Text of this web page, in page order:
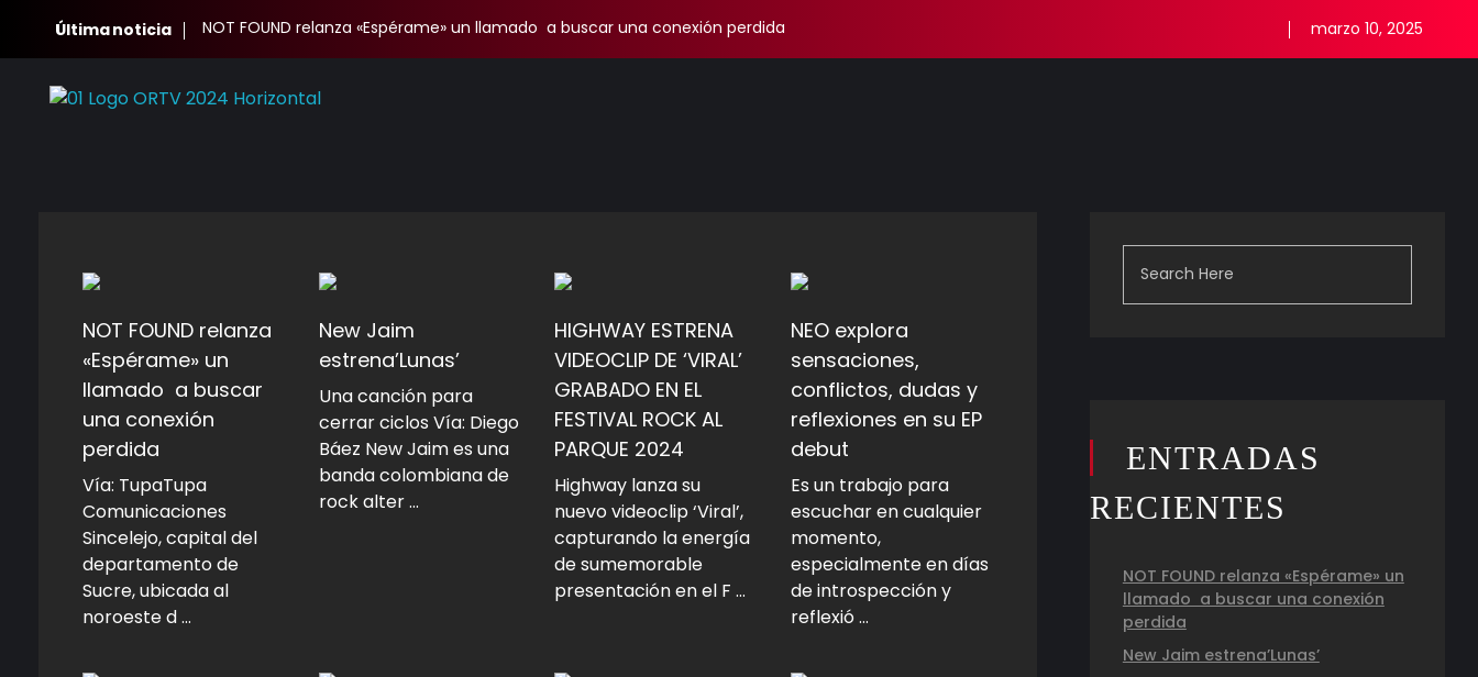
Última noticia NOT FOUND relanza «Espérame» un llamado a buscar una conexión perdida marzo 10, 2025
NOT FOUND relanza
«Espérame» un
llamado a buscar
una conexión
perdida
Vía: TupaTupa
Comunicaciones
Sincelejo, capital del
departamento de
Sucre, ubicada al
noroeste d ...
New Jaim
estrena’Lunas’
Una canción para
cerrar ciclos Vía: Diego
Báez New Jaim es una
banda colombiana de
rock alter ...
HIGHWAY ESTRENA
VIDEOCLIP DE ‘VIRAL’
GRABADO EN EL
FESTIVAL ROCK AL
PARQUE 2024
Highway lanza su
nuevo videoclip ‘Viral’,
capturando la energía
de sumemorable
presentación en el F ...
NEO explora
sensaciones,
conflictos, dudas y
reflexiones en su EP
debut
Es un trabajo para
escuchar en cualquier
momento,
especialmente en días
de introspección y
reflexió ...
ENTRADAS
RECIENTES
NOT FOUND relanza «Espérame» un
llamado a buscar una conexión
perdida
New Jaim estrena’Lunas’